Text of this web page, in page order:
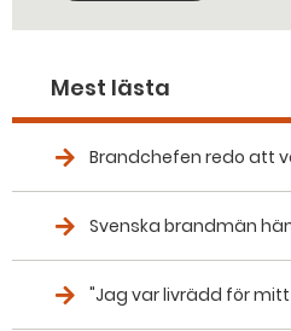
Mest lästa
Brandchefen redo att
Svenska brandmän
"Jag var livrädd för